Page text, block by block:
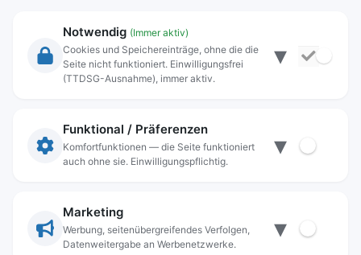
Rechtliche Angaben
Datenschutz
Anschrift
83395 Freilassing
Kontakt
Notwendig (Immer aktiv)
Cookies und Speichereinträge, ohne die die
Seite nicht funktioniert. Einwilligungsfrei
(TTDSG-Ausnahme), immer aktiv.
▾
Funktional / Präferenzen
Komfortfunktionen — die Seite funktioniert
auch ohne sie. Einwilligungspflichtig.
▾
Marketing
Werbung, seitenübergreifendes Verfolgen,
Datenweitergabe an Werbenetzwerke.
▾